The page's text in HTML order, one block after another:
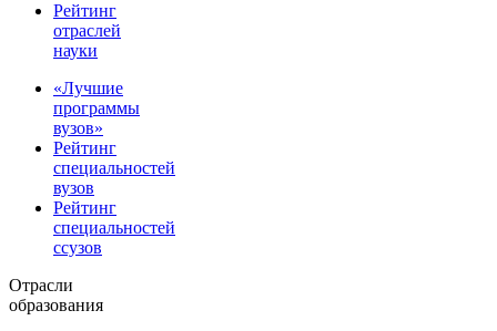
Рейтинг
отраслей
науки
«Лучшие
программы
вузов»
Рейтинг
специальностей
вузов
Рейтинг
специальностей
ссузов
Отрасли
образования